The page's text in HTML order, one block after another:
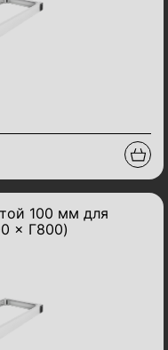
100 мм для
× Г800)